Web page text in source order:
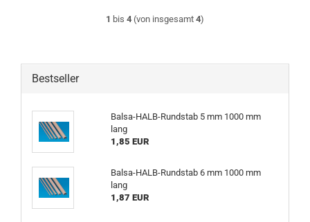
1 bis 4 (von insgesamt 4)
Bestseller
Balsa-HALB-Rundstab 5 mm 1000 mm
lang
1,85 EUR
Balsa-HALB-Rundstab 6 mm 1000 mm
lang
1,87 EUR